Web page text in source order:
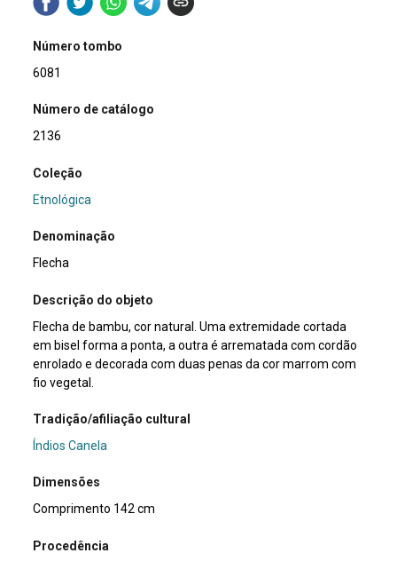
Número tombo
6081
Número de catálogo
2136
Coleção
Etnológica
Denominação
Flecha
Descrição do objeto
Flecha de bambu, cor natural. Uma extremidade cortada
em bisel forma a ponta, a outra é arrematada com cordão
enrolado e decorada com duas penas da cor marrom com
fio vegetal.
Tradição/afiliação cultural
Índios Canela
Dimensões
Comprimento 142 cm
Procedência